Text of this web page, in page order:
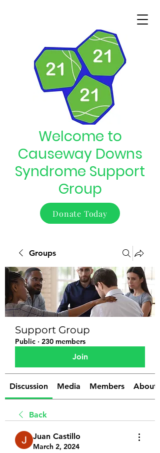
Welcome to
Causeway Downs
Syndrome Support
Group
Donate Today
Groups
Support Group
Public · 230 members
Join
Discussion Media Members About
Back
Juan Castillo
March 2, 2024